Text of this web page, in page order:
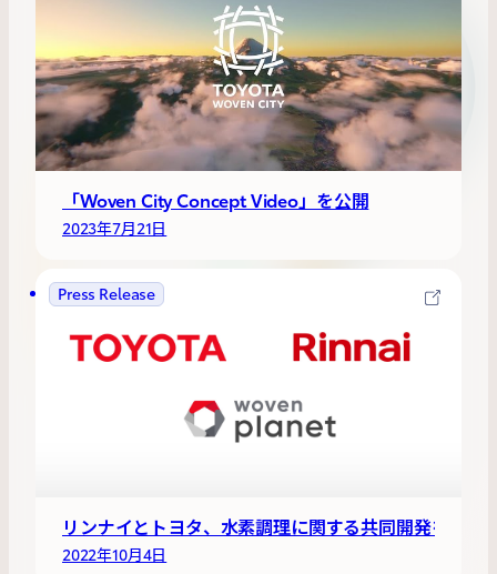
「Woven City Concept Video」を公開
2023年7月21日
Press Release
リンナイとトヨタ、水素調理に関する共同開発を開始
2022年10月4日